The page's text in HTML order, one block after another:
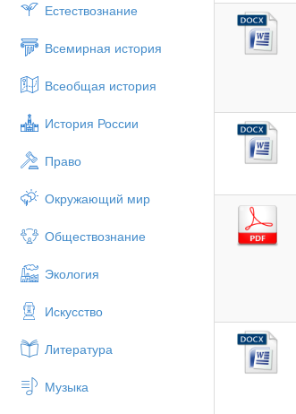
Естествознание
Всемирная история
Всеобщая история
История России
Право
Окружающий мир
Обществознание
Экология
Искусство
Литература
Музыка